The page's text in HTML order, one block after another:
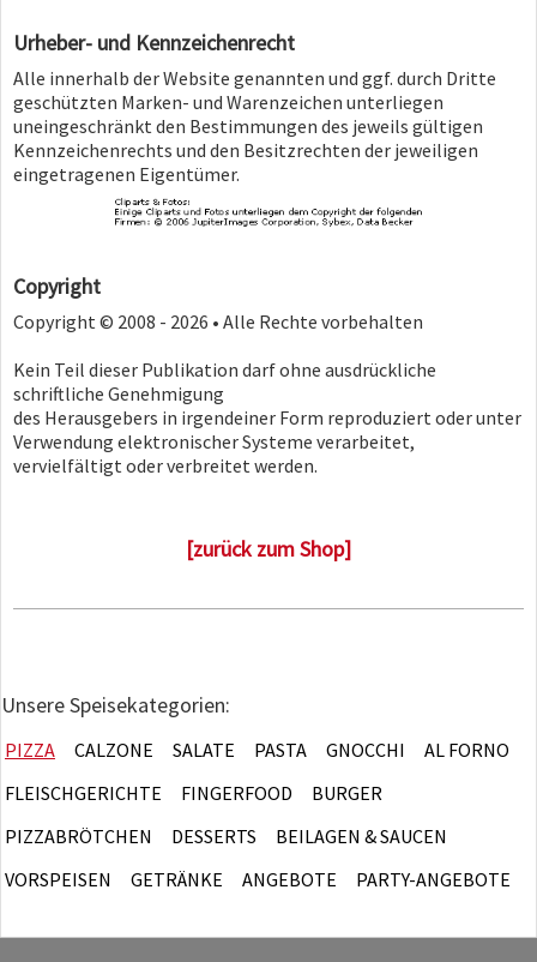
Urheber- und Kennzeichenrecht
Alle innerhalb der Website genannten und ggf. durch Dritte
geschützten Marken- und Warenzeichen unterliegen
uneingeschränkt den Bestimmungen des jeweils gültigen
Kennzeichenrechts und den Besitzrechten der jeweiligen
eingetragenen Eigentümer.
Copyright
Copyright © 2008 - 2026 • Alle Rechte vorbehalten
Kein Teil dieser Publikation darf ohne ausdrückliche
schriftliche Genehmigung
des Herausgebers in irgendeiner Form reproduziert oder unter
Verwendung elektronischer Systeme verarbeitet,
vervielfältigt oder verbreitet werden.
[zurück zum Shop]
Unsere Speisekategorien:
PIZZA CALZONE SALATE PASTA GNOCCHI
AL FORNO
FLEISCHGERICHTE
FINGERFOOD
BURGER
PIZZABRÖTCHEN
DESSERTS
BEILAGEN & SAUCEN
VORSPEISEN
GETRÄNKE ANGEBOTE PARTY-ANGEBOTE